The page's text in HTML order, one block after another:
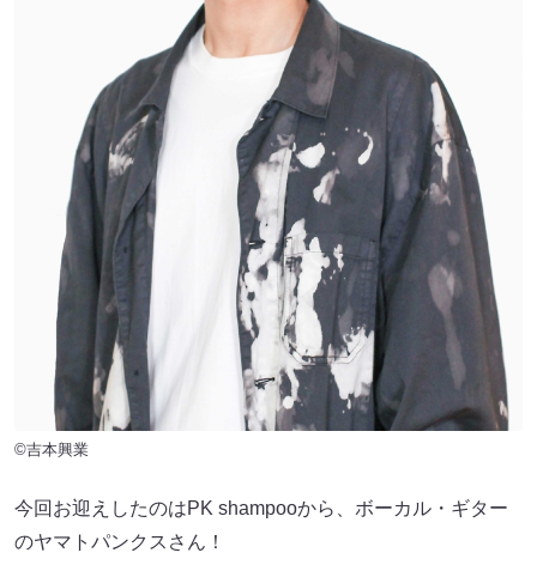
©吉本興業
今回お迎えしたのはPK shampooから、ボーカル・ギター
のヤマトパンクスさん！